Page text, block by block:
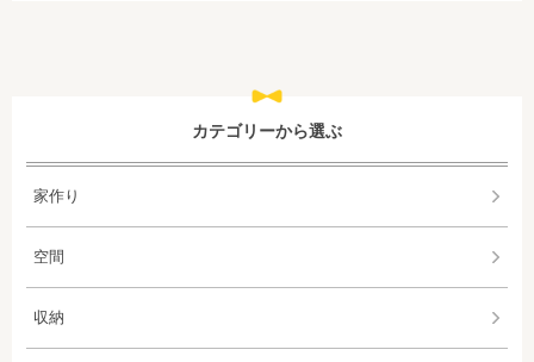
カテゴリーから選ぶ
家作り
空間
収納